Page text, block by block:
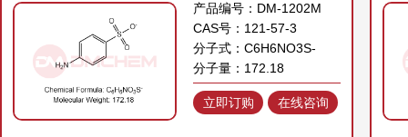
产品编号：DM-1202M
CAS号：121-57-3
分子式：C6H6NO3S-
分子量：172.18
立即订购 在线咨询